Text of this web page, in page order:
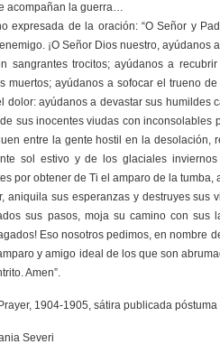
acompañan la guerra…
expresada de la oración: “O Señor y
¡O Señor Dios nuestro, ayúdanos
sangrantes trocitos; ayúdanos a
muertos; ayúdanos a sofocar el trueno
dolor: ayúdanos a devastar sus humildes
sus inocentes viudas con inconsolables
entre la gente hostil en la desolación,
sol estivo y de los glaciales inviernos
por obtener de Ti el amparo de la tumba,
aniquila sus esperanzas y destruyes sus
sus pasos, moja su camino con sus
Eso nosotros pedimos, en nombre
y amigo ideal de los que son
Amen”.
1904-1905, sátira publicada
Severi